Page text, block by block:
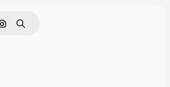
画像で検索
検索